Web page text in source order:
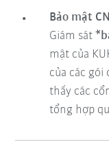
Bảo mật
Giám sát
mật của
của các gói
thấy các
tổng hợp